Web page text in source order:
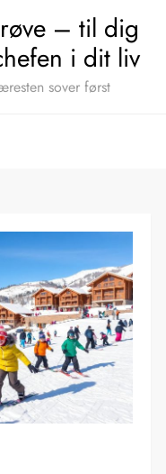
– til dig
i dit liv
sover først